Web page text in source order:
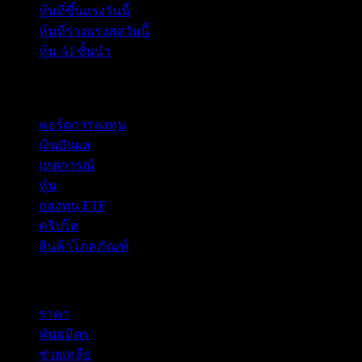
หุ้นที่ขึ้นแรงวันนี้
หุ้นที่ร่วงแรงสุดวันนี้
หุ้น AI ชั้นนำ
พอร์ตการลงทุน
เงินปันผล
เหตุการณ์
หุ้น
กองทุน ETF
คริปโต
สินค้าโภคภัณฑ์
ราคา
พันธมิตร
ช่วยเหลือ